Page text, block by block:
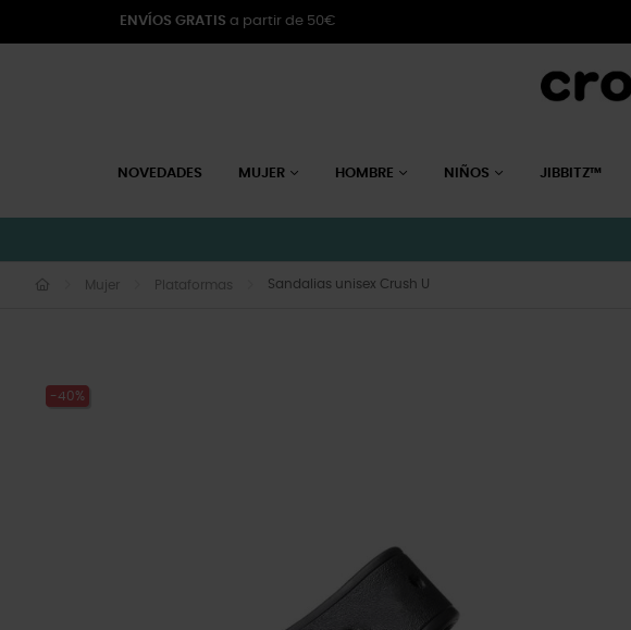
ENVÍOS GRATIS a partir de 50€
NOVEDADES MUJER HOMBRE NIÑOS JIBBITZ™
Mujer Plataformas Sandalias unisex Crush U
-40%